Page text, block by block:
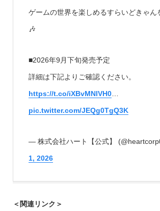
ゲームの世界を楽しめるすらいどきゃん
🎶
■2026年9月下旬発売予定
詳細は下記よりご確認ください。
https://t.co/iXBvMNlVH0…
pic.twitter.com/JEQg0TgQ3K
— 株式会社ハート【公式】
1, 2026
＜関連リンク＞